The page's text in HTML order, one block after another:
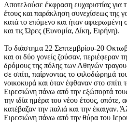
Αποτελούσε έκφραση ευχαριστίας για
έτους και παράκληση συνεχίσεως της
κατά το επόμενο και ήταν
και τις Ώρες (Ευνομία, Δίκη, Ειρήνη).
Το διάστημα 22 Σεπτεμβρίου-20
και οι δύο γονείς ζούσαν, περιέφεραν
δρόμους της πόλης των Αθηνών
σε σπίτι, παίρνοντας το φιλοδώρημά
νοικοκυρά και όταν έφθαναν στο σπίτι
Ειρεσιώνη πάνω από την εξώπορτά
την ιδία ημέρα του νέου έτους, οπότε,
κατέβαζαν την παλιά και την έκαιγαν.
Ειρεσιώνη πάνω από την θύρα του